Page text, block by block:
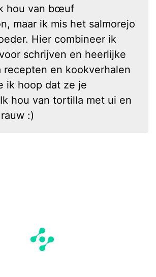
hou van bœuf
maar ik mis het salmorejo
Hier combineer ik
schrijven en heerlijke
recepten en kookverhalen
ik hoop dat ze je
hou van tortilla met ui en
:)